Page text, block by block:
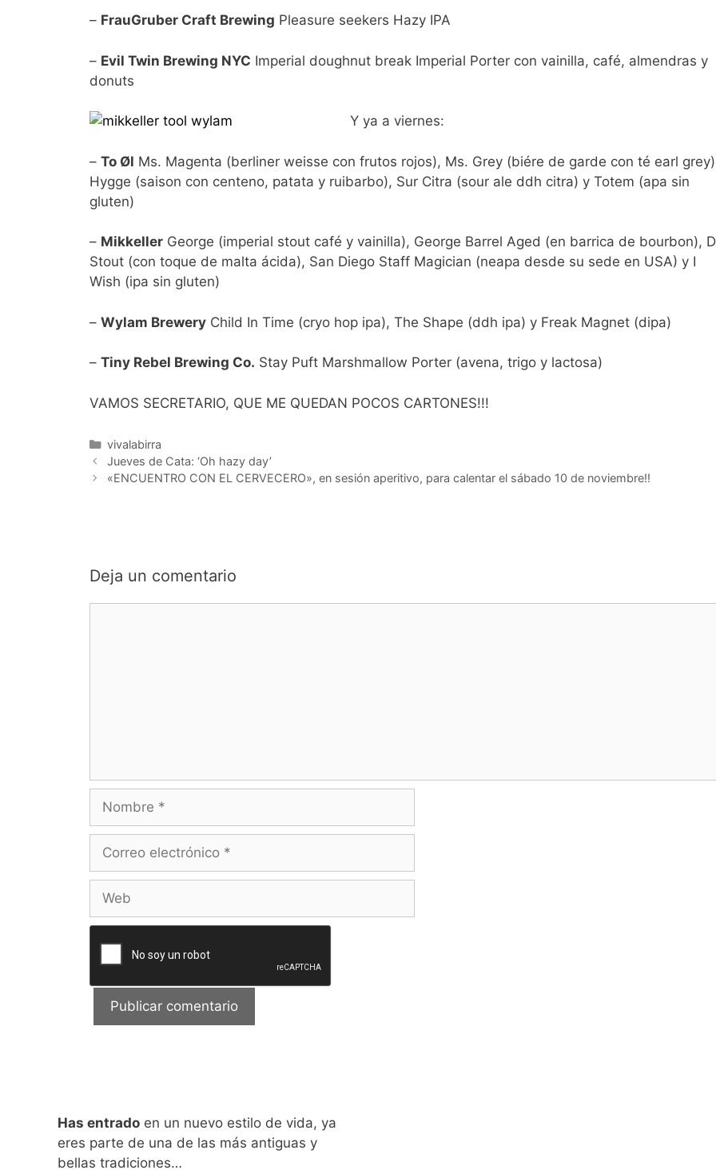
– FrauGruber Craft Brewing Pleasure seekers Hazy IPA
– Evil Twin Brewing NYC Imperial doughnut break Imperial Porter con vainilla, café, almendras y
donuts
Y ya a viernes:
– To Øl Ms. Magenta (berliner weisse con frutos rojos), Ms. Grey (biére de garde con té earl
Hygge (saison con centeno, patata y ruibarbo), Sur Citra (sour ale ddh citra) y Totem (apa sin
gluten)
– Mikkeller George (imperial stout café y vainilla), George Barrel Aged (en barrica de bourbon),
Stout (con toque de malta ácida), San Diego Staff Magician (neapa desde su sede en USA) y I
Wish (ipa sin gluten)
– Wylam Brewery Child In Time (cryo hop ipa), The Shape (ddh ipa) y Freak Magnet (dipa)
– Tiny Rebel Brewing Co. Stay Puft Marshmallow Porter (avena, trigo y lactosa)
VAMOS SECRETARIO, QUE ME QUEDAN POCOS CARTONES!!!
Categorías
vivalabirra
Jueves de Cata: ‘Oh hazy day’
«ENCUENTRO CON EL CERVECERO», en sesión aperitivo, para calentar el sábado 10 de noviembre!!
Deja un comentario
Nombre
Correo
Web
Has entrado en un nuevo estilo de vida, ya
eres parte de una de las más antiguas y
bellas tradiciones…